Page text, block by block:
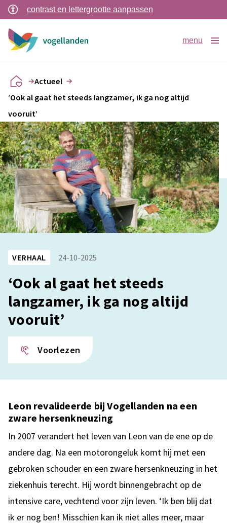
contrast en lettergrootte aanpassen
menu
Actueel
‘Ook al gaat het steeds langzamer, ik ga nog altijd
vooruit’
‘Ook al gaat het steeds
langzamer, ik ga nog altijd
vooruit’
VERHAAL 24-10-2025
Voorlezen
Leon revalideerde bij Vogellanden na een
zware hersenkneuzing
In 2007 verandert het leven van Leon van de ene op de
andere dag. Na een motorongeluk komt hij met een
gebroken schouder en een zware hersenkneuzing in het
ziekenhuis terecht. Hij wordt binnengebracht op de
intensive care, vechtend voor zijn leven. ‘Ik ben blij dat
ik er nog ben! Misschien kan ik niet alles meer, maar